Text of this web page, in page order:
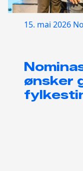
15. mai 2026
ønsker